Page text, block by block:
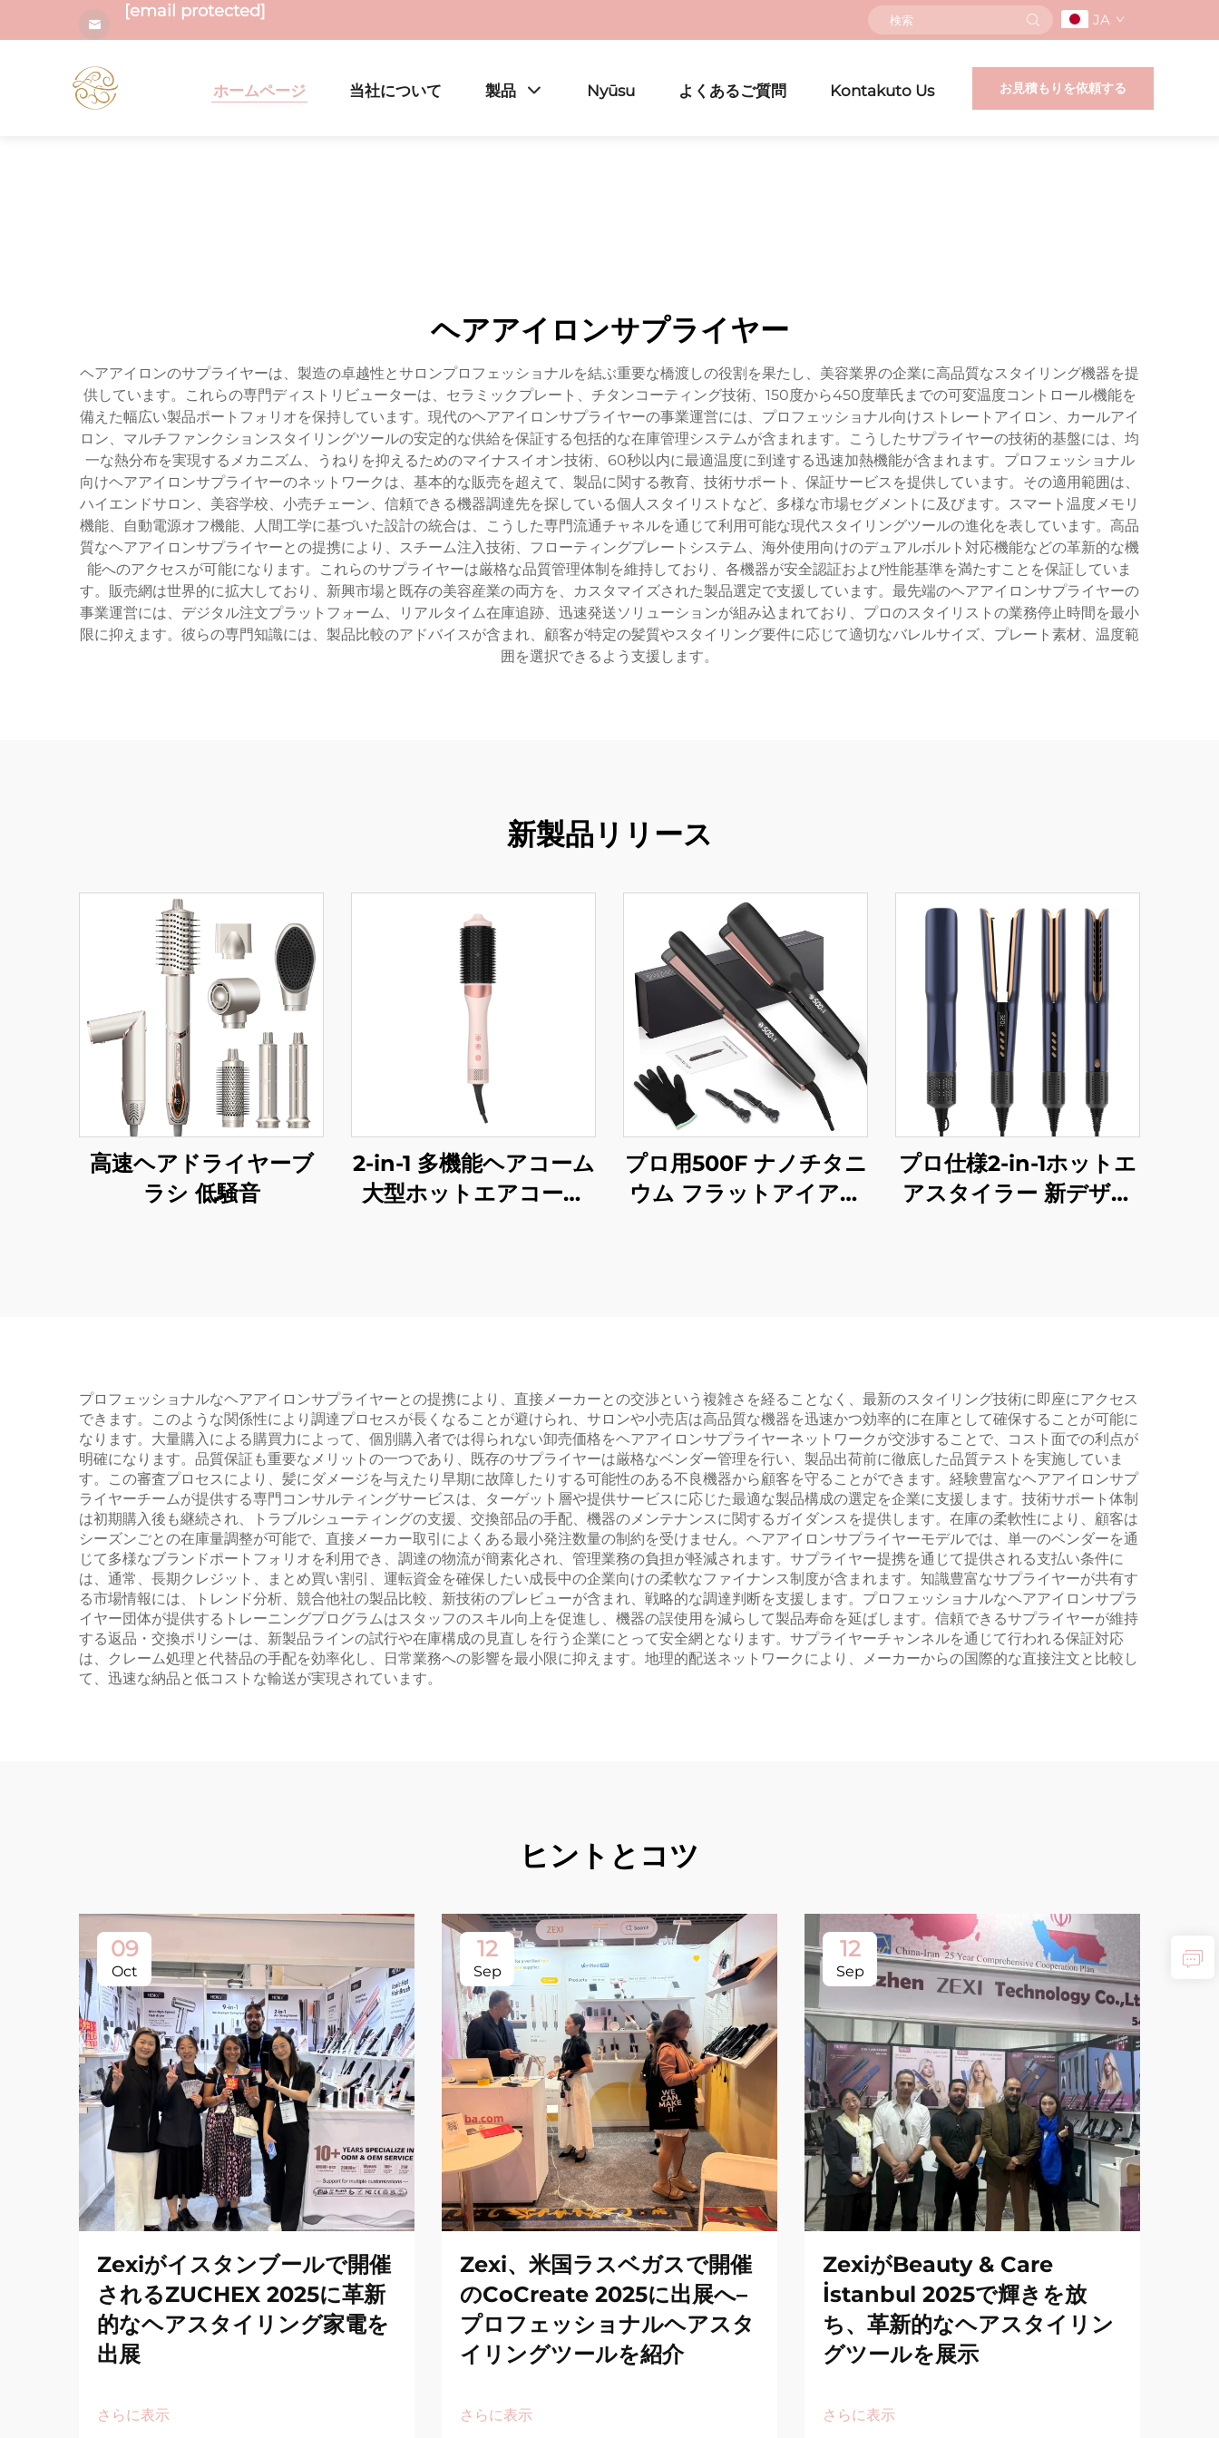
[email protected] JA
ホームページ 当社について 製品 Nyūsu よくあるご質問 Kontakuto Us お見積もりを依頼する
ヘアアイロンサプライヤー
ヘアアイロンのサプライヤーは、製造の卓越性とサロンプロフェッショナルを結ぶ重要な橋渡しの役割を果たし、美容業界の企業に高品質なスタイリング機器を提
供しています。これらの専門ディストリビューターは、セラミックプレート、チタンコーティング技術、150度から450度華氏までの可変温度コントロール機能を
備えた幅広い製品ポートフォリオを保持しています。現代のヘアアイロンサプライヤーの事業運営には、プロフェッショナル向けストレートアイロン、カールアイ
ロン、マルチファンクションスタイリングツールの安定的な供給を保証する包括的な在庫管理システムが含まれます。こうしたサプライヤーの技術的基盤には、均
一な熱分布を実現するメカニズム、うねりを抑えるためのマイナスイオン技術、60秒以内に最適温度に到達する迅速加熱機能が含まれます。プロフェッショナル
向けヘアアイロンサプライヤーのネットワークは、基本的な販売を超えて、製品に関する教育、技術サポート、保証サービスを提供しています。その適用範囲は、
ハイエンドサロン、美容学校、小売チェーン、信頼できる機器調達先を探している個人スタイリストなど、多様な市場セグメントに及びます。スマート温度メモリ
機能、自動電源オフ機能、人間工学に基づいた設計の統合は、こうした専門流通チャネルを通じて利用可能な現代スタイリングツールの進化を表しています。高品
質なヘアアイロンサプライヤーとの提携により、スチーム注入技術、フローティングプレートシステム、海外使用向けのデュアルボルト対応機能などの革新的な機
能へのアクセスが可能になります。これらのサプライヤーは厳格な品質管理体制を維持しており、各機器が安全認証および性能基準を満たすことを保証していま
す。販売網は世界的に拡大しており、新興市場と既存の美容産業の両方を、カスタマイズされた製品選定で支援しています。最先端のヘアアイロンサプライヤーの
事業運営には、デジタル注文プラットフォーム、リアルタイム在庫追跡、迅速発送ソリューションが組み込まれており、プロのスタイリストの業務停止時間を最小
限に抑えます。彼らの専門知識には、製品比較のアドバイスが含まれ、顧客が特定の髪質やスタイリング要件に応じて適切なバレルサイズ、プレート素材、温度範
囲を選択できるよう支援します。
新製品リリース
高速ヘアドライヤーブ
ラシ 低騒音
2-in-1 多機能ヘアコーム
大型ホットエアコーム
プロ用500F ナノチタニ
ウム フラットアイアン
プロ仕様2-in-1ホットエ
アスタイラー 新デザイ
プロフェッショナルなヘアアイロンサプライヤーとの提携により、直接メーカーとの交渉という複雑さを経ることなく、最新のスタイリング技術に即座にアクセス
できます。このような関係性により調達プロセスが長くなることが避けられ、サロンや小売店は高品質な機器を迅速かつ効率的に在庫として確保することが可能に
なります。大量購入による購買力によって、個別購入者では得られない卸売価格をヘアアイロンサプライヤーネットワークが交渉することで、コスト面での利点が
明確になります。品質保証も重要なメリットの一つであり、既存のサプライヤーは厳格なベンダー管理を行い、製品出荷前に徹底した品質テストを実施していま
す。この審査プロセスにより、髪にダメージを与えたり早期に故障したりする可能性のある不良機器から顧客を守ることができます。経験豊富なヘアアイロンサプ
ライヤーチームが提供する専門コンサルティングサービスは、ターゲット層や提供サービスに応じた最適な製品構成の選定を企業に支援します。技術サポート体制
は初期購入後も継続され、トラブルシューティングの支援、交換部品の手配、機器のメンテナンスに関するガイダンスを提供します。在庫の柔軟性により、顧客は
シーズンごとの在庫量調整が可能で、直接メーカー取引によくある最小発注数量の制約を受けません。ヘアアイロンサプライヤーモデルでは、単一のベンダーを通
じて多様なブランドポートフォリオを利用でき、調達の物流が簡素化され、管理業務の負担が軽減されます。サプライヤー提携を通じて提供される支払い条件に
は、通常、長期クレジット、まとめ買い割引、運転資金を確保したい成長中の企業向けの柔軟なファイナンス制度が含まれます。知識豊富なサプライヤーが共有す
る市場情報には、トレンド分析、競合他社の製品比較、新技術のプレビューが含まれ、戦略的な調達判断を支援します。プロフェッショナルなヘアアイロンサプラ
イヤー団体が提供するトレーニングプログラムはスタッフのスキル向上を促進し、機器の誤使用を減らして製品寿命を延ばします。信頼できるサプライヤーが維持
する返品・交換ポリシーは、新製品ラインの試行や在庫構成の見直しを行う企業にとって安全網となります。サプライヤーチャンネルを通じて行われる保証対応
は、クレーム処理と代替品の手配を効率化し、日常業務への影響を最小限に抑えます。地理的配送ネットワークにより、メーカーからの国際的な直接注文と比較し
て、迅速な納品と低コストな輸送が実現されています。
ヒントとコツ
09
Oct
Zexiがイスタンブールで開催
されるZUCHEX 2025に革新
的なヘアスタイリング家電を
出展
さらに表示
12
Sep
Zexi、米国ラスベガスで開催
のCoCreate 2025に出展へ–
プロフェッショナルヘアスタ
イリングツールを紹介
さらに表示
12
Sep
ZexiがBeauty & Care
İstanbul 2025で輝きを放
ち、革新的なヘアスタイリン
グツールを展示
さらに表示